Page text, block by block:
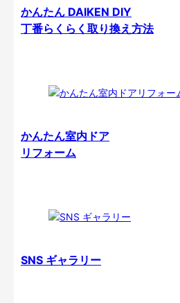
かんたん DAIKEN DIY
丁番らくらく取り換え方法
かんたん室内ドア
リフォーム
SNS ギャラリー